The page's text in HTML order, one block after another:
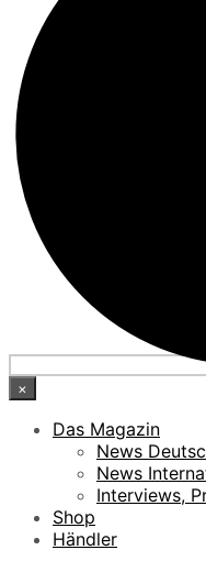
×
Das Magazin
News
News
Interviews,
Shop
Händler